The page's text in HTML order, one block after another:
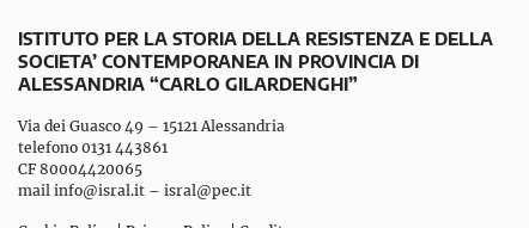
ISTITUTO PER LA STORIA DELLA RESISTENZA E DELLA
SOCIETA’ CONTEMPORANEA IN PROVINCIA DI
ALESSANDRIA “CARLO GILARDENGHI”
Via dei Guasco 49 – 15121 Alessandria
telefono 0131 443861
CF 80004420065
mail info@isral.it – isral@pec.it